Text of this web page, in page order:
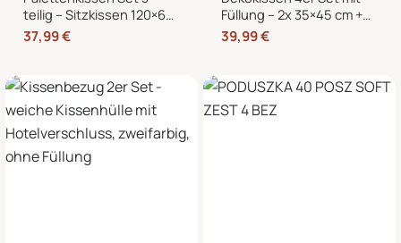
teilig – Sitzkissen 120×60
cm + 2 Rückenkissen
60×40 cm für
37,99€
Füllung – 2x 35×45 cm +
2x 40×40 cm Zierkissen
für Sofa und Bett
39,99€